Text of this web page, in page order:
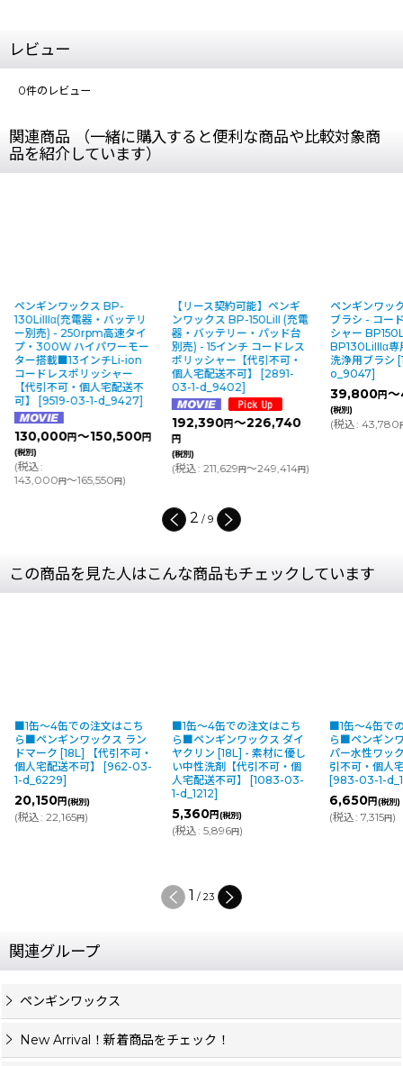
レビュー
0件のレビュー
関連商品 （一緒に購入すると便利な商品や比較対象商
品を紹介しています）
ペンギンワックス BP-
130LiIIIα(充電器・バッテリ
ー別売) - 250rpm高速タイ
プ・300W ハイパワーモー
ター搭載■13インチLi-ion
コードレスポリッシャー
【代引不可・個人宅配送不
可】
[9519-03-1-d_9427]
130,000円～150,500円
(税別)
(税込:
143,000円～165,550円)
【リース契約可能】ペンギ
ンワックス BP-150LiII (充電
器・バッテリー・パッド台
別売) - 15インチ コードレス
ポリッシャー【代引不可・
個人宅配送不可】
[2891-
03-1-d_9402]
192,390円～226,740
円
(税別)
(税込: 211,629円～249,414円)
ペンギンワッ
ブラシ - コー
シャー
BP130LiIIIα専
洗浄用ブラシ [
o_9047]
39,800円
(税別)
(税込: 43,780
2 / 9
この商品を見た人はこんな商品もチェックしています
■1缶〜4缶での注文はこち
ら■ペンギンワックス ラン
ドマーク [18L] 【代引不可・
個人宅配送不可】
[962-03-
1-d_6229]
20,150円(税別)
(税込: 22,165円)
■1缶〜4缶での注文はこち
ら■ペンギンワックス ダイ
ヤクリン [18L] - 素材に優し
い中性洗剤【代引不可・個
人宅配送不可】
[1083-03-
1-d_1212]
5,360円(税別)
(税込: 5,896円)
■1缶〜4缶で
ら■ペンギン
パー水性ワッ
引不可・個人
[983-03-1-
6,650円(税別)
(税込: 7,315円)
1 / 23
関連グループ
ペンギンワックス
New Arrival！新着商品をチェック！